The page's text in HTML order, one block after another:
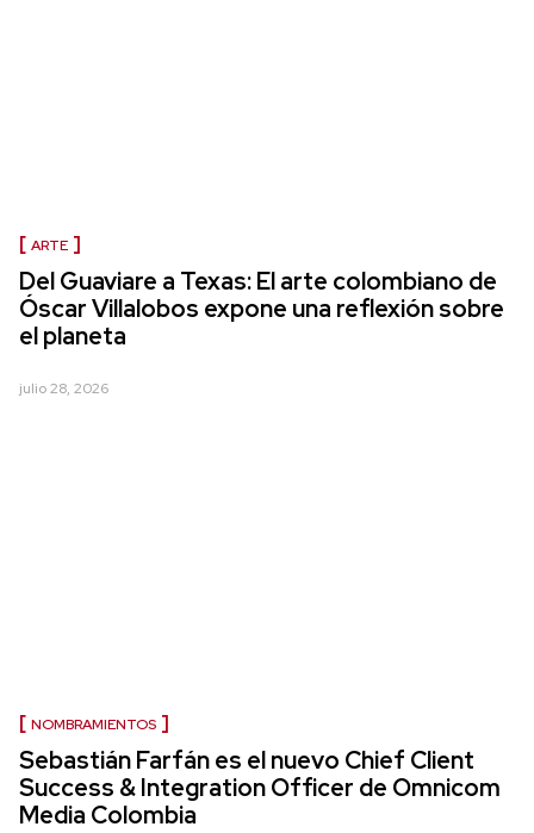
ARTE
Del Guaviare a Texas: El arte colombiano de
Óscar Villalobos expone una reflexión sobre
el planeta
julio 28, 2026
NOMBRAMIENTOS
Sebastián Farfán es el nuevo Chief Client
Success & Integration Officer de Omnicom
Media Colombia